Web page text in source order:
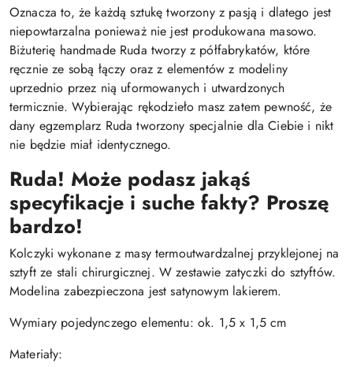
Oznacza to, że każdą sztukę tworzony z pasją i dlatego jest
niepowtarzalna ponieważ nie jest produkowana masowo.
Biżuterię handmade Ruda tworzy z półfabrykatów, które
ręcznie ze sobą łączy oraz z elementów z modeliny
uprzednio przez nią uformowanych i utwardzonych
termicznie. Wybierając rękodzieło masz zatem pewność, że
dany egzemplarz Ruda tworzony specjalnie dla Ciebie i nikt
nie będzie miał identycznego.
Ruda! Może podasz jakąś
specyfikacje i suche fakty? Proszę
bardzo!
Kolczyki wykonane z masy termoutwardzalnej przyklejonej na
sztyft ze stali chirurgicznej. W zestawie zatyczki do sztyftów.
Modelina zabezpieczona jest satynowym lakierem.
Wymiary pojedynczego elementu: ok. 1,5 x 1,5 cm
Materiały: